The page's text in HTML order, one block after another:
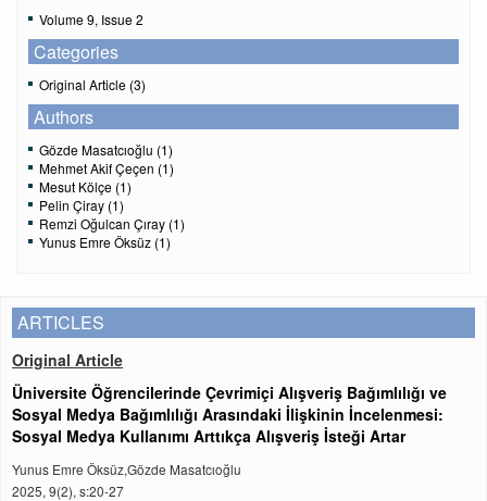
Volume 9, Issue 2
Categories
Original Article (3)
Authors
Gözde Masatcıoğlu (1)
Mehmet Akif Çeçen (1)
Mesut Kölçe (1)
Pelin Çiray (1)
Remzi Oğulcan Çıray (1)
Yunus Emre Öksüz (1)
ARTICLES
Original Article
Üniversite Öğrencilerinde Çevrimiçi Alışveriş Bağımlılığı ve
Sosyal Medya Bağımlılığı Arasındaki İlişkinin İncelenmesi:
Sosyal Medya Kullanımı Arttıkça Alışveriş İsteği Artar
Yunus Emre Öksüz,Gözde Masatcıoğlu
2025, 9(2), s:20-27